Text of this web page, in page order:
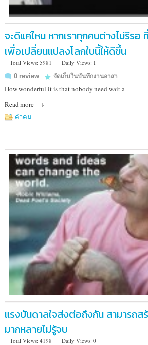
จะดีแค่ไหน หากเราทุกคนต่างไม่รีรอ
เพื่อเปลี่ยนแปลงโลกใบนี้ให้ดีขึ้น
Total Views: 5981
Daily Views: 1
0 review
จัดเก็บในบันทึกงานอาสา
How wonderful it is that nobody need wait a
Read more
คำคม
แรงบันดาลใจส่งต่อถึงกัน สามารถ
มากหลายไม่รู้จบ
Total Views: 4198
Daily Views: 0